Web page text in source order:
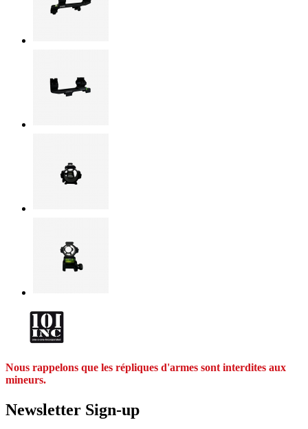
Nous rappelons que les répliques d'armes sont interdites aux
mineurs.
Newsletter Sign-up